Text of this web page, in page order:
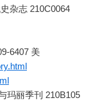
杂志 210C0064
6407 美
玛丽季刊 210B105